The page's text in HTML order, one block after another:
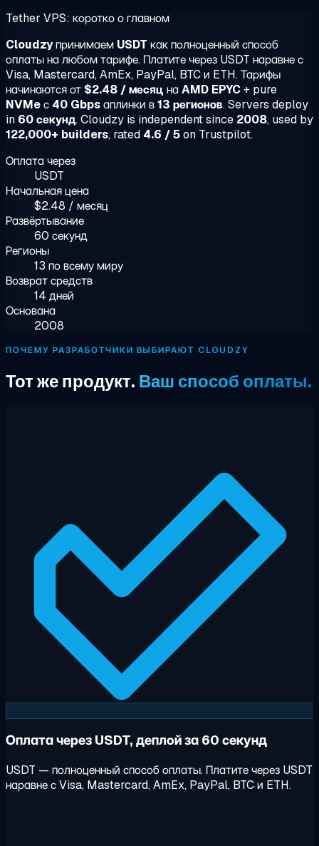
Tether VPS: коротко о главном
Cloudzyпринимаем USDT как полноценный способ
оплаты на любом тарифе. Платите через USDT наравне с
Visa, Mastercard, AmEx, PayPal, BTC и ETH. Тарифы
начинаются от $2.48 / месяц наAMD EPYC+ pure
NVMeс 40 Gbpsаплинки в13 регионов. Servers deploy
in 60 секунд. Cloudzy is independent since 2008, used by
122,000+ builders, rated 4.6 / 5on Trustpilot.
Оплата через
USDT
Начальная цена
$2.48 / месяц
Развёртывание
60 секунд
Регионы
13 по всему миру
Возврат средств
14 дней
Основана
2008
ПОЧЕМУ РАЗРАБОТЧИКИ ВЫБИРАЮТ CLOUDZY
Тот же продукт. Ваш способ оплаты.
Оплата через USDT, деплой за 60 секунд
USDT — полноценный способ оплаты. Платите через USDT
наравне с Visa, Mastercard, AmEx, PayPal, BTC и ETH.